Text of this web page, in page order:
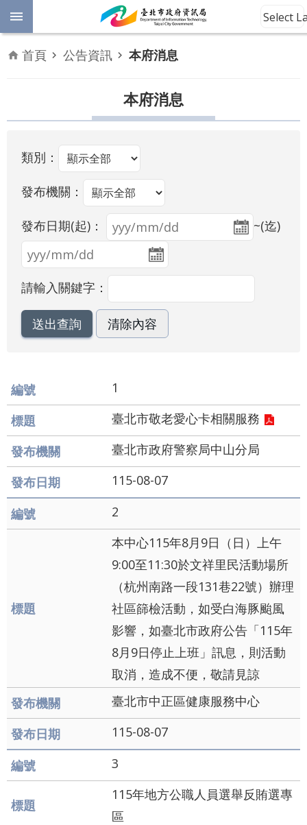
跳到主要內容區塊
進
料
公
告
資
業
務
資
資
訊
公
開
關
於
資
訊
導
陳
情
系
統
見
Select
首頁 公告資訊 本府消息
本府消息
類別：
發布機關：
發布日期(起)： ~(迄)
請輸入關鍵字：
1
臺北市敬老愛心卡相關服務
臺北市政府警察局中山分局
115-08-07
2
本中心115年8月9日（日）上午
9:00至11:30於文祥里民活動場所
（杭州南路一段131巷22號）辦理
社區篩檢活動，如受白海豚颱風
影響，如臺北市政府公告「115年
8月9日停止上班」訊息，則活動
取消，造成不便，敬請見諒
臺北市中正區健康服務中心
115-08-07
3
115年地方公職人員選舉反賄選專
區